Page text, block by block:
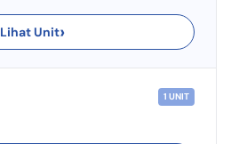
Lihat Unit›
1 UNIT